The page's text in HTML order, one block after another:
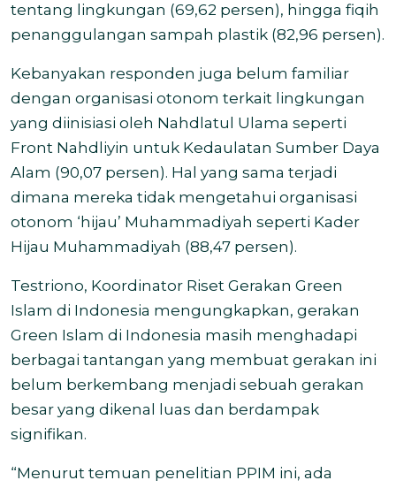
tentang lingkungan (69,62 persen), hingga fiqih
penanggulangan sampah plastik (82,96 persen).
Kebanyakan responden juga belum familiar
dengan organisasi otonom terkait lingkungan
yang diinisiasi oleh Nahdlatul Ulama seperti
Front Nahdliyin untuk Kedaulatan Sumber Daya
Alam (90,07 persen). Hal yang sama terjadi
dimana mereka tidak mengetahui organisasi
otonom ‘hijau’ Muhammadiyah seperti Kader
Hijau Muhammadiyah (88,47 persen).
Testriono, Koordinator Riset Gerakan Green
Islam di Indonesia mengungkapkan, gerakan
Green Islam di Indonesia masih menghadapi
berbagai tantangan yang membuat gerakan ini
belum berkembang menjadi sebuah gerakan
besar yang dikenal luas dan berdampak
signifikan.
“Menurut temuan penelitian PPIM ini, ada